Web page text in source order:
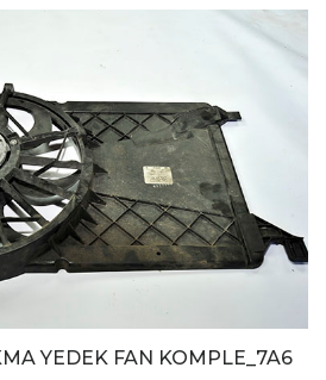
YEDEK FAN KOMPLE_7A6